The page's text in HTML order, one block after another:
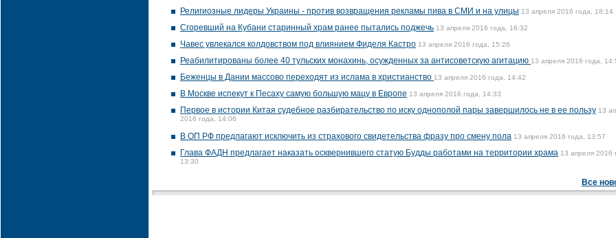
Религиозные лидеры Украины - против возвращения рекламы пива в СМИ и на улицы 13 апреля 2016 года, 18:14
Сгоревший на Кубани старинный храм ранее пытались поджечь 13 апреля 2016 года, 16:32
Чавес увлекался колдовством под влиянием Фиделя Кастро 13 апреля 2016 года, 15:26
Реабилитированы более 40 тульских монахинь, осужденных за антисоветскую агитацию 13 апреля 2016 года,
Беженцы в Дании массово переходят из ислама в христианство 13 апреля 2016 года, 14:42
В Москве испекут к Песаху самую большую мацу в Европе 13 апреля 2016 года, 14:33
Первое в истории Китая судебное разбирательство по иску однополой пары завершилось не в ее пользу 13
2016 года, 14:06
В ОП РФ предлагают исключить из страхового свидетельства фразу про смену пола 13 апреля 2016 года, 13:57
Глава ФАДН предлагает наказать осквернившего статую Будды работами на территории храма 13 апреля 2016
13:30
Все